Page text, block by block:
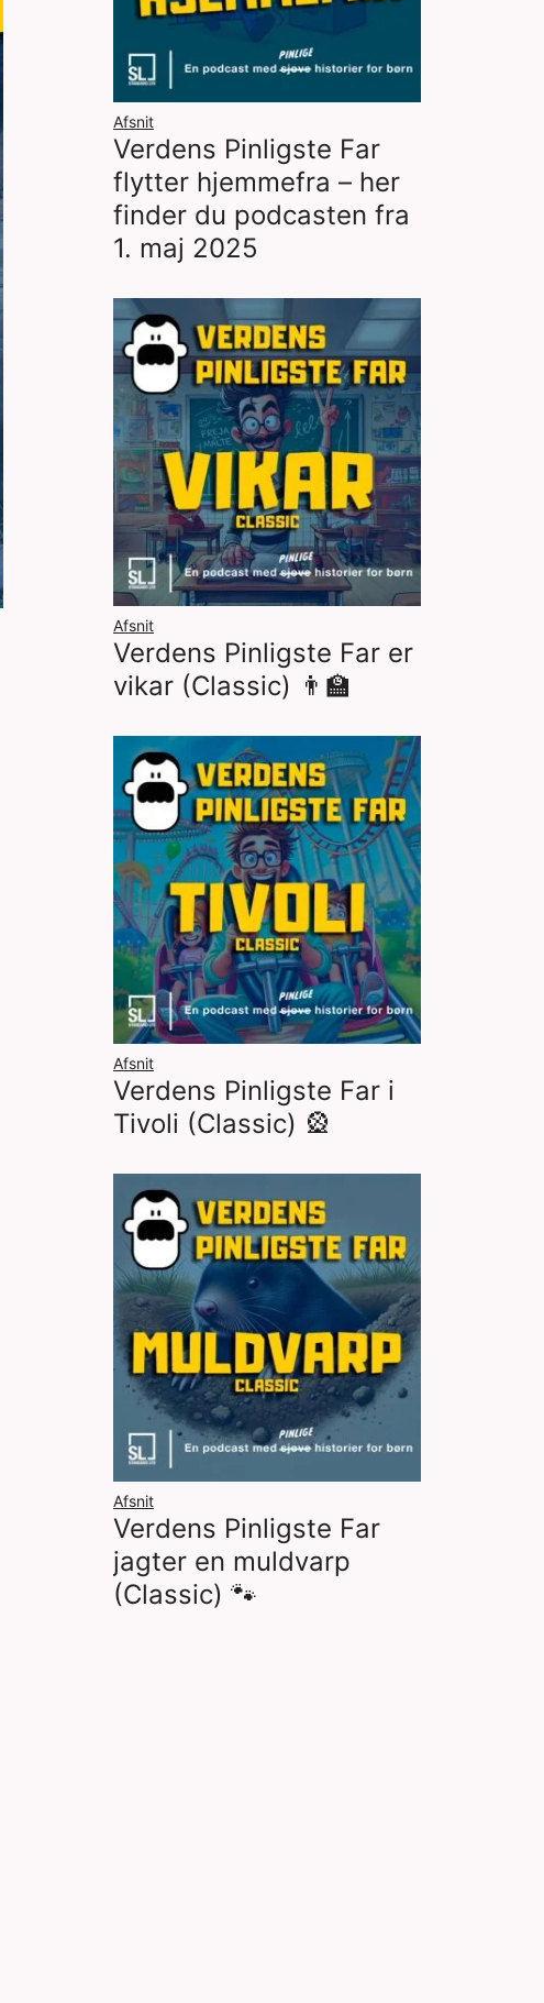
Afsnit
Verdens Pinligste Far
flytter hjemmefra – her
finder du podcasten fra
1. maj 2025
Afsnit
Verdens Pinligste Far er
vikar (Classic) 👨‍🏫
Afsnit
Verdens Pinligste Far i
Tivoli (Classic) 🎡
Afsnit
Verdens Pinligste Far
jagter en muldvarp
(Classic) 🐾